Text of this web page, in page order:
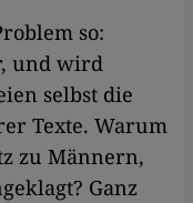
so:
und wird
selbst die
Texte. Warum
zu Männern,
Ganz